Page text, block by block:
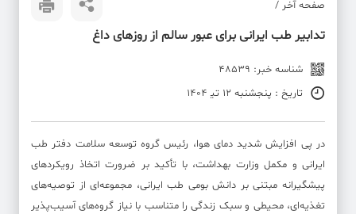
صفحه آخر /
تدابیر طب ایرانی برای عبور سالم از روزهای داغ
شناسه خبر: 48539
تاریخ : پنجشنبه 12 تی‍ 1404
در پی افزایش شدید دمای هوا، رئیس گروه توسعه سلامت دفتر طب
ایرانی و مکمل وزارت بهداشت، با تأکید بر ضرورت اتخاذ رویکردهای
پیشگیرانه مبتنی بر دانش بومی طب ایرانی، مجموعه‌ای از توصیه‌های
تغذیه‌ای، محیطی و سبک زندگی را متناسب با نیاز گروه‌های آسیب‌پذیر